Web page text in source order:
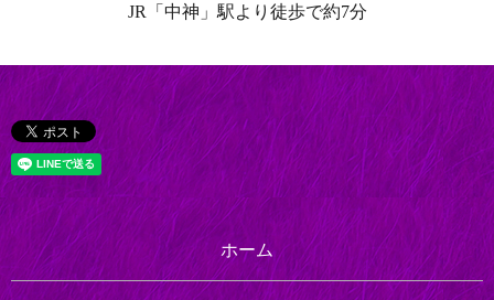
JR「中神」駅より徒歩で約7分
ホーム